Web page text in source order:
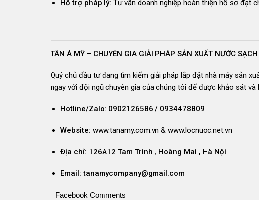
Hỗ trợ pháp lý: Tư vấn doanh nghiệp hoàn thiện hồ sơ đạt
TÂN Á MỸ – CHUYÊN GIA GIẢI PHÁP SẢN XUẤT NƯỚC
Quý chủ đầu tư đang tìm kiếm giải pháp lắp đặt nhà máy sản
ngay với đội ngũ chuyên gia của chúng tôi để được khảo sát và
Hotline/Zalo: 0902126586 / 0934478809
Website: www.tanamy.com.vn & www.locnuoc.net.vn
Địa chỉ: 126A12 Tam Trinh , Hoàng Mai , Hà Nội
Email: tanamycompany@gmail.com
Facebook Comments